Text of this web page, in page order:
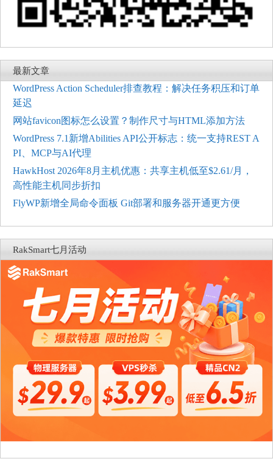
最新文章
WordPress Action Scheduler排查教程：解决任务积压和订单
延迟
网站favicon图标怎么设置？制作尺寸与HTML添加方法
WordPress 7.1新增Abilities API公开标志：统一支持REST A
PI、MCP与AI代理
HawkHost 2026年8月主机优惠：共享主机低至$2.61/月，
高性能主机同步折扣
FlyWP新增全局命令面板 Git部署和服务器开通更方便
RakSmart七月活动